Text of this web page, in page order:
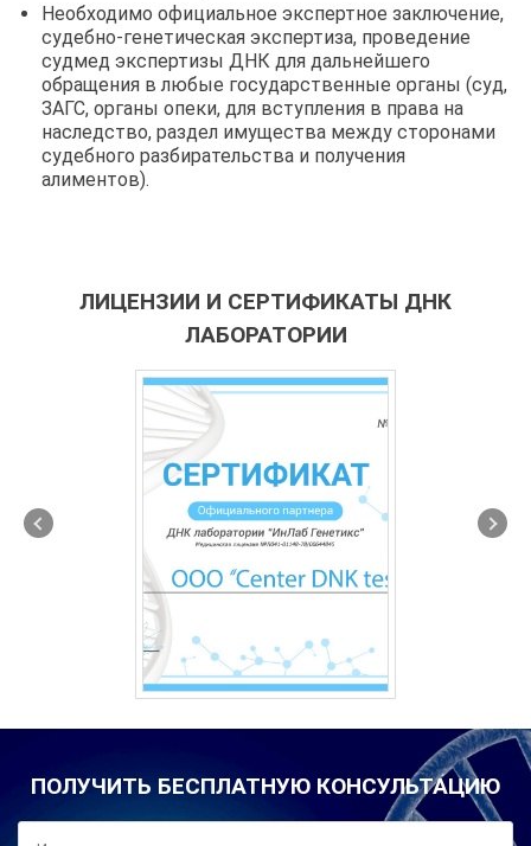
Необходимо официальное экспертное заключение,
судебно-генетическая экспертиза, проведение
судмед экспертизы ДНК для дальнейшего
обращения в любые государственные органы (суд,
ЗАГС, органы опеки, для вступления в права на
наследство, раздел имущества между сторонами
судебного разбирательства и получения
алиментов).
ЛИЦЕНЗИИ И СЕРТИФИКАТЫ ДНК
ЛАБОРАТОРИИ
ПОЛУЧИТЬ БЕСПЛАТНУЮ КОНСУЛЬТАЦИЮ